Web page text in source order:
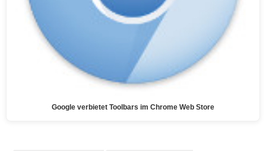
Google verbietet Toolbars im Chrome Web Store